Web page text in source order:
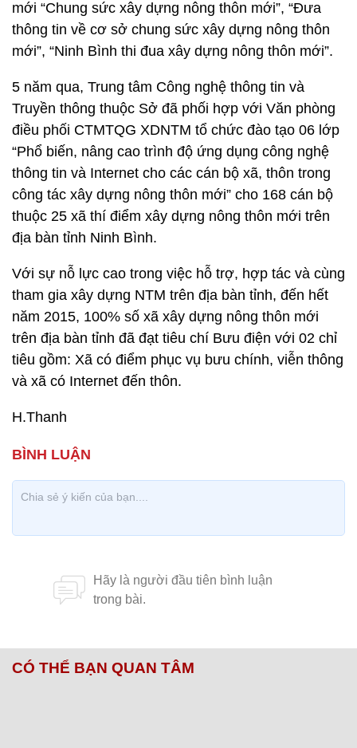
mới “Chung sức xây dựng nông thôn mới”, “Đưa
thông tin về cơ sở chung sức xây dựng nông thôn
mới”, “Ninh Bình thi đua xây dựng nông thôn mới”.
5 năm qua, Trung tâm Công nghệ thông tin và
Truyền thông thuộc Sở đã phối hợp với Văn phòng
điều phối CTMTQG XDNTM tổ chức đào tạo 06 lớp
“Phổ biến, nâng cao trình độ ứng dụng công nghệ
thông tin và Internet cho các cán bộ xã, thôn trong
công tác xây dựng nông thôn mới” cho 168 cán bộ
thuộc 25 xã thí điểm xây dựng nông thôn mới trên
địa bàn tỉnh Ninh Bình.
Với sự nỗ lực cao trong việc hỗ trợ, hợp tác và cùng
tham gia xây dựng NTM trên địa bàn tỉnh, đến hết
năm 2015, 100% số xã xây dựng nông thôn mới
trên địa bàn tỉnh đã đạt tiêu chí Bưu điện với 02 chỉ
tiêu gồm: Xã có điểm phục vụ bưu chính, viễn thông
và xã có Internet đến thôn.
H.Thanh
CÓ THỂ BẠN QUAN TÂM